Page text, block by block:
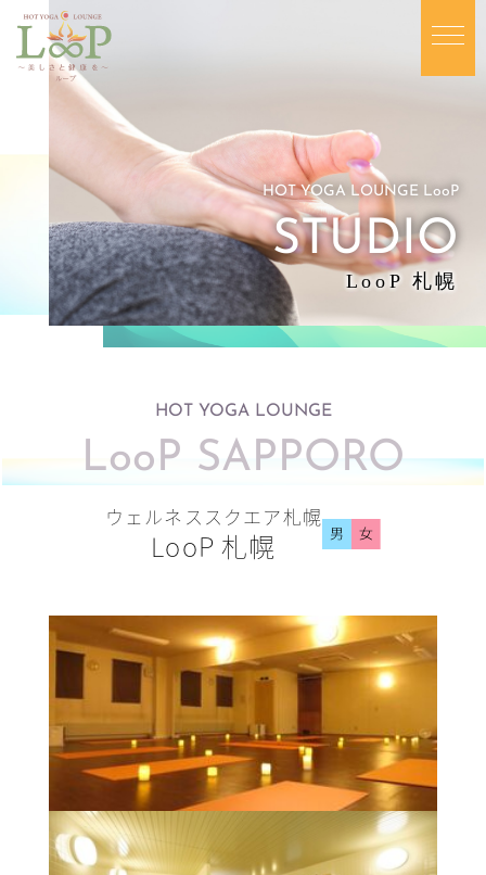
HOT YOGA LOUNGE LooP
STUDIO
LooP 札幌
HOT YOGA LOUNGE
LooP SAPPORO
ウェルネススクエア札幌
LooP 札幌